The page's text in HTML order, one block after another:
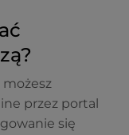
możesz
przez portal
się